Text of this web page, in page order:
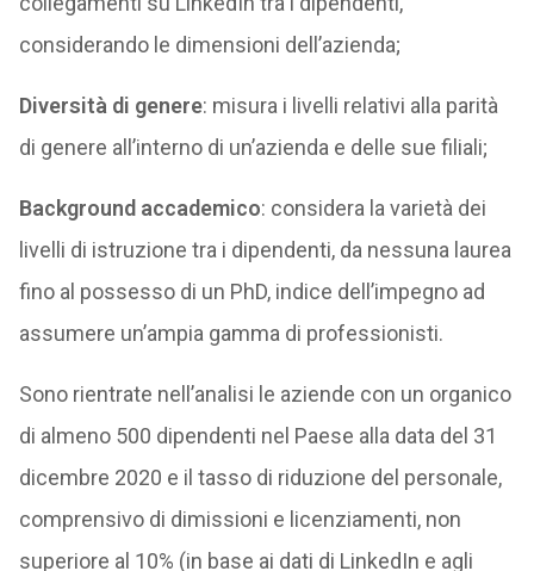
considerando le dimensioni dell’azienda;
Diversità di genere: misura i livelli relativi alla parità
di genere all’interno di un’azienda e delle sue filiali;
Background accademico: considera la varietà dei
livelli di istruzione tra i dipendenti, da nessuna laurea
fino al possesso di un PhD, indice dell’impegno ad
assumere un’ampia gamma di professionisti.
Sono rientrate nell’analisi le aziende con un organico
di almeno 500 dipendenti nel Paese alla data del 31
dicembre 2020 e il tasso di riduzione del personale,
comprensivo di dimissioni e licenziamenti, non
superiore al 10% (in base ai dati di LinkedIn e agli